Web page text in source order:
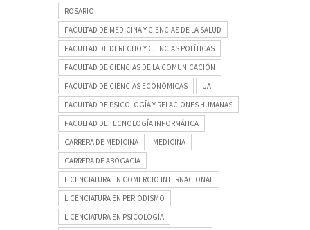
ROSARIO
FACULTAD DE MEDICINA Y CIENCIAS DE LA SALUD
FACULTAD DE DERECHO Y CIENCIAS POLÍTICAS
FACULTAD DE CIENCIAS DE LA COMUNICACIÓN
FACULTAD DE CIENCIAS ECONÓMICAS
UAI
FACULTAD DE PSICOLOGÍA Y RELACIONES HUMANAS
FACULTAD DE TECNOLOGÍA INFORMÁTICA
CARRERA DE MEDICINA
MEDICINA
CARRERA DE ABOGACÍA
LICENCIATURA EN COMERCIO INTERNACIONAL
LICENCIATURA EN PERIODISMO
LICENCIATURA EN PSICOLOGÍA